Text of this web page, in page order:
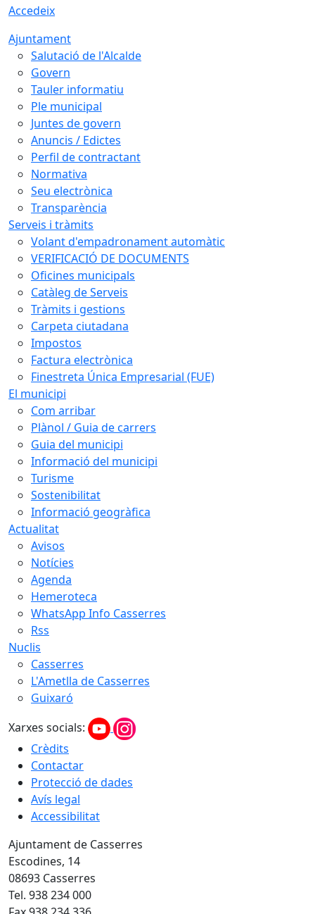
Accedeix
Ajuntament
Salutació de l'Alcalde
Govern
Tauler informatiu
Ple municipal
Juntes de govern
Anuncis / Edictes
Perfil de contractant
Normativa
Seu electrònica
Transparència
Serveis i tràmits
Volant d'empadronament automàtic
VERIFICACIÓ DE DOCUMENTS
Oficines municipals
Catàleg de Serveis
Tràmits i gestions
Carpeta ciutadana
Impostos
Factura electrònica
Finestreta Única Empresarial (FUE)
El municipi
Com arribar
Plànol / Guia de carrers
Guia del municipi
Informació del municipi
Turisme
Sostenibilitat
Informació geogràfica
Actualitat
Avisos
Notícies
Agenda
Hemeroteca
WhatsApp Info Casserres
Rss
Nuclis
Casserres
L'Ametlla de Casserres
Guixaró
Xarxes socials:
Crèdits
Contactar
Protecció de dades
Avís legal
Accessibilitat
Ajuntament de Casserres
Escodines, 14
08693 Casserres
Tel. 938 234 000